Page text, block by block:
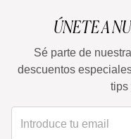
ÚNETE A
Sé parte de
descuentos
tips